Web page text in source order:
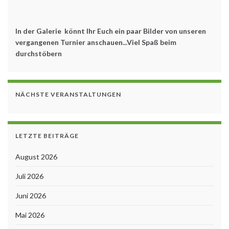
In der Galerie könnt Ihr Euch ein paar Bilder von unseren
vergangenen Turnier anschauen...Viel Spaß beim
durchstöbern
NÄCHSTE VERANSTALTUNGEN
LETZTE BEITRÄGE
August 2026
Juli 2026
Juni 2026
Mai 2026